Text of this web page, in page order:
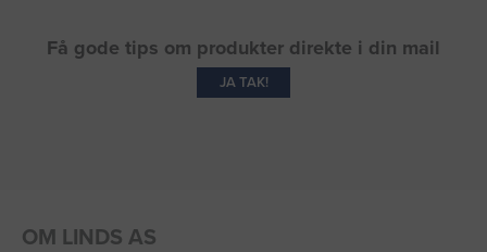
Få gode tips om produkter direkte i din mail
JA TAK!
OM LINDS AS